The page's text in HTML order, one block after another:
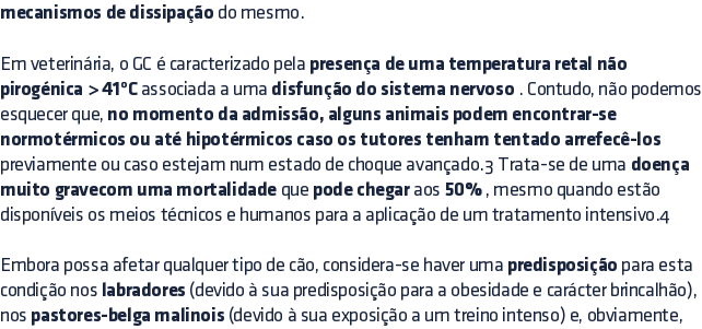
mecanismos de dissipação do mesmo.
Em veterinária, o GC é caracterizado pela presença de uma temperatura retal não
pirogénica > 41ºCassociada a uma disfunção do sistema nervoso . Contudo, não podemos
esquecer que, no momento da admissão, alguns animais podem encontrar-se
normotérmicos ou até hipotérmicos caso os tutores tenham tentado arrefecê-los
previamente ou caso estejam num estado de choque avançado.3 Trata-se de uma doença
muito gravecom uma mortalidade que pode chegaraos 50%, mesmo quando estão
disponíveis os meios técnicos e humanos para a aplicação de um tratamento intensivo.4
Embora possa afetar qualquer tipo de cão, considera-se haver uma predisposição para esta
condição nos labradores (devido à sua predisposição para a obesidade e carácter brincalhão),
nos pastores-belga malinois (devido à sua exposição a um treino intenso) e, obviamente,